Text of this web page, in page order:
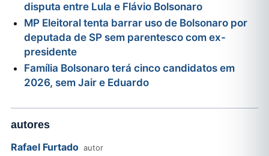
disputa entre Lula e Flávio Bolsonaro
MP Eleitoral tenta barrar uso de Bolsonaro por
deputada de SP sem parentesco com ex-
presidente
Família Bolsonaro terá cinco candidatos em
2026, sem Jair e Eduardo
autores
Rafael Furtado autor